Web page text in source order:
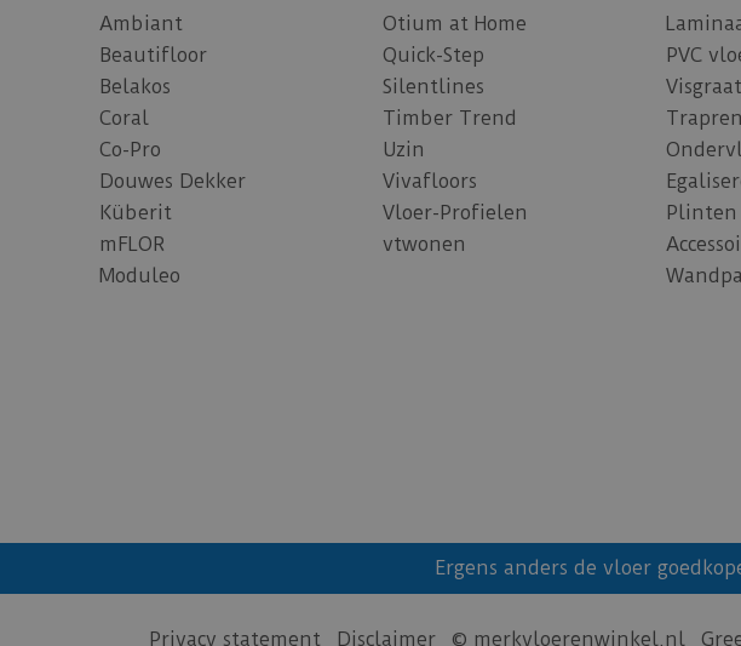
Ambiant
Beautifloor
Belakos
Coral
Co-Pro
Douwes Dekker
Küberit
mFLOR
Moduleo
Otium at Home
Quick-Step
Silentlines
Timber Trend
Uzin
Vivafloors
Vloer-Profielen
vtwonen
PVC
Plinten
Ergens anders de vloer
Privacy statement Disclaimer © merkvloerenwinkel.nl